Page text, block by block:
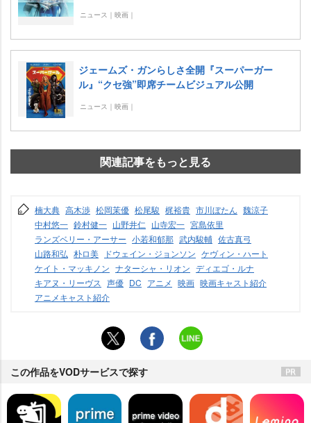
ニュース｜映画｜
ジェームズ・ガンらしさ全開『スーパーガー
ル』“クセ強”即席チームビジュアル公開
ニュース｜映画｜
関連記事をもっと見る
楠大典 高木渉 松岡茉優 松尾駿 梶裕貴 市川ぼたん 魏涼子
中村悠一 鈴村健一 山野井仁 山寺宏一 宮島依里
ランズベリー・アーサー 小若和郁那 武内駿輔 佐古真弓
山路和弘 朴ロ美 ドウェイン・ジョンソン ケヴィン・ハート
ケイト・マッキノン ナターシャ・リオン ディエゴ・ルナ
キアヌ・リーヴス 声優 DC アニメ 映画 映画キャスト紹介
アニメキャスト紹介
この作品をVODサービスで探す